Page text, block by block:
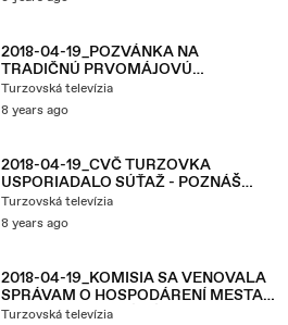
2018-04-19_POZVÁNKA NA
TRADIČNÚ PRVOMÁJOVÚ
PREHLIADKU MAŽORETIEK
Turzovská televízia
8 years ago
2018-04-19_CVČ TURZOVKA
USPORIADALO SÚŤAŽ - POZNÁŠ
KYSUCE
Turzovská televízia
8 years ago
2018-04-19_KOMISIA SA VENOVALA
SPRÁVAM O HOSPODÁRENÍ MESTA
A JEHO ORGANIZÁCIÍ
Turzovská televízia